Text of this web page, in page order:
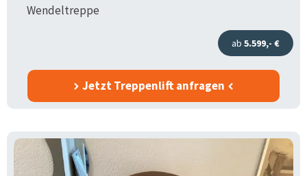
Wendeltreppe
ab 5.599,- €
Jetzt Treppenlift anfragen